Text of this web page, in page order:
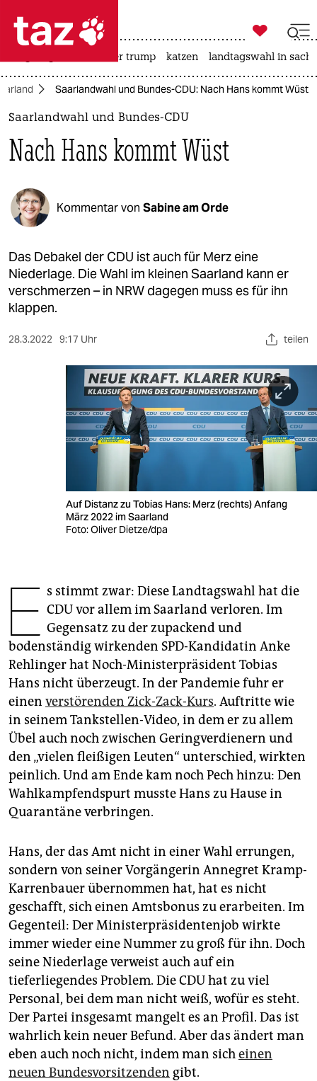
 taz zahl ich
taz zahl ich
politik
öko
gesellschaft
kultur
sport
berlin
fragen & hilfe
genossenschaft
epaper login

taz zahl ich
usa unter trump katzen landtagswahl in
Saarlandwahl und Bundes-CDU: Nach Hans kommt Wüst
Saarlandwahl und Bundes-CDU
Nach Hans kommt Wüst
Kommentar von Sabine am Orde
Das Debakel der CDU ist auch für Merz eine
Niederlage. Die Wahl im kleinen Saarland kann er
verschmerzen – in NRW dagegen muss es für ihn
klappen.
28.3.2022 9:17 Uhr teilen
Auf Distanz zu Tobias Hans: Merz (rechts) Anfang
März 2022 im Saarland
Foto: Oliver Dietze/dpa
E s stimmt zwar: Diese Landtagswahl hat die
CDU vor allem im Saarland verloren. Im
Gegensatz zu der zupackend und
bodenständig wirkenden SPD-Kandidatin Anke
Rehlinger hat Noch-Ministerpräsident Tobias
Hans nicht überzeugt. In der Pandemie fuhr er
einen verstörenden Zick-Zack-Kurs. Auftritte wie
in seinem Tankstellen-Video, in dem er zu allem
Übel auch noch zwischen Geringverdienern und
den „vielen fleißigen Leuten“ unterschied, wirkten
peinlich. Und am Ende kam noch Pech hinzu: Den
Wahlkampfendspurt musste Hans zu Hause in
Quarantäne verbringen.
Hans, der das Amt nicht in einer Wahl errungen,
sondern von seiner Vorgängerin Annegret Kramp-
Karrenbauer übernommen hat, hat es nicht
geschafft, sich einen Amtsbonus zu erarbeiten. Im
Gegenteil: Der Ministerpräsidentenjob wirkte
immer wieder eine Nummer zu groß für ihn. Doch
seine Niederlage verweist auch auf ein
tieferliegendes Problem. Die CDU hat zu viel
Personal, bei dem man nicht weiß, wofür es steht.
Der Partei insgesamt mangelt es an Profil. Das ist
wahrlich kein neuer Befund. Aber das ändert man
eben auch noch nicht, indem man sicheinen
neuen Bundesvorsitzenden gibt.